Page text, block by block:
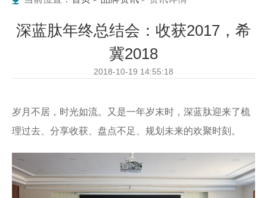
深蓝肽年终总结会：收获2017，希
冀2018
2018-10-19 14:55:18
岁月不居，时光如流。又是一年岁末时，深蓝肽迎来了梳
理过去、分享收获、盘点不足、规划未来的欢聚时刻。